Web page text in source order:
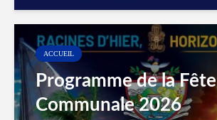
ACCUEIL
Programme de la Fête
Communale 2026